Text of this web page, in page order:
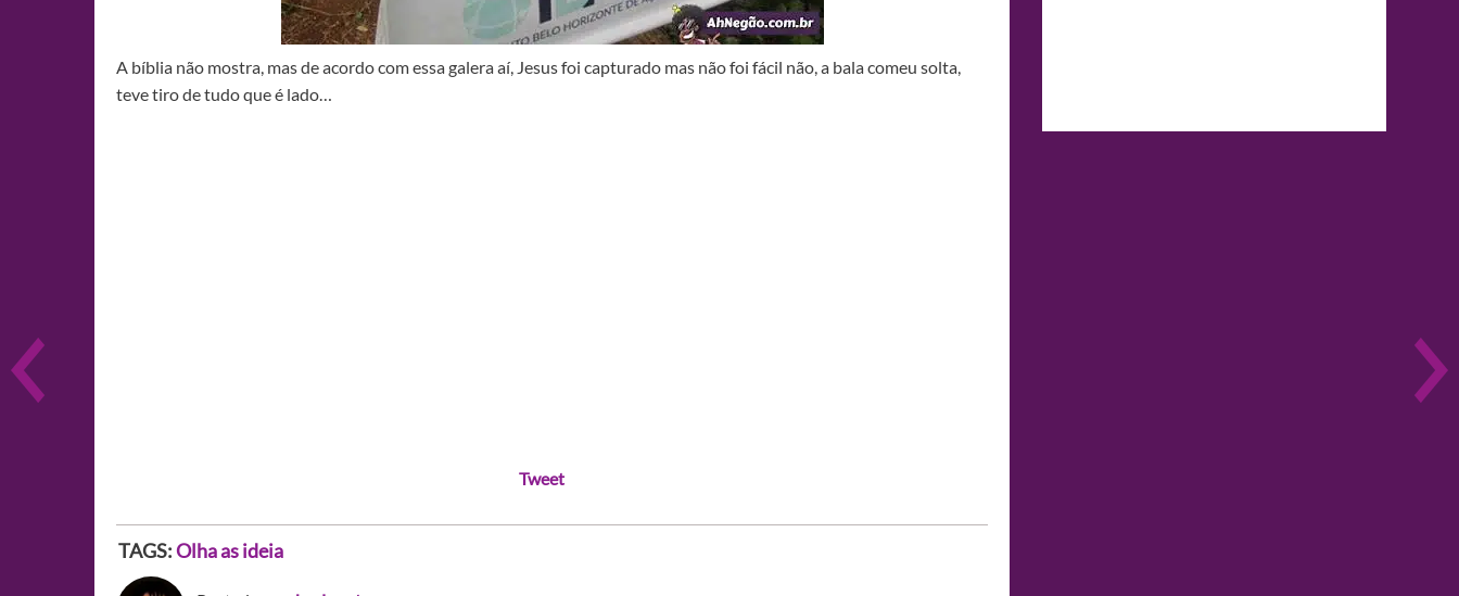
A bíblia não mostra, mas de acordo com essa galera aí, Jesus foi capturado mas não foi fácil não, a bala comeu solta,
teve tiro de tudo que é lado…
Tweet
TAGS:Olha as ideia